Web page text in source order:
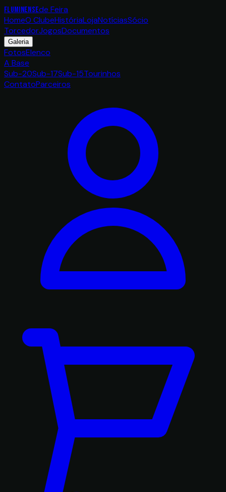
FLUMINENSEde Feira
HomeO ClubeHistóriaLojaNotíciasSócio
TorcedorJogosDocumentos
Galeria
FotosElenco
A Base
Sub-20Sub-17Sub-15Tourinhos
ContatoParceiros